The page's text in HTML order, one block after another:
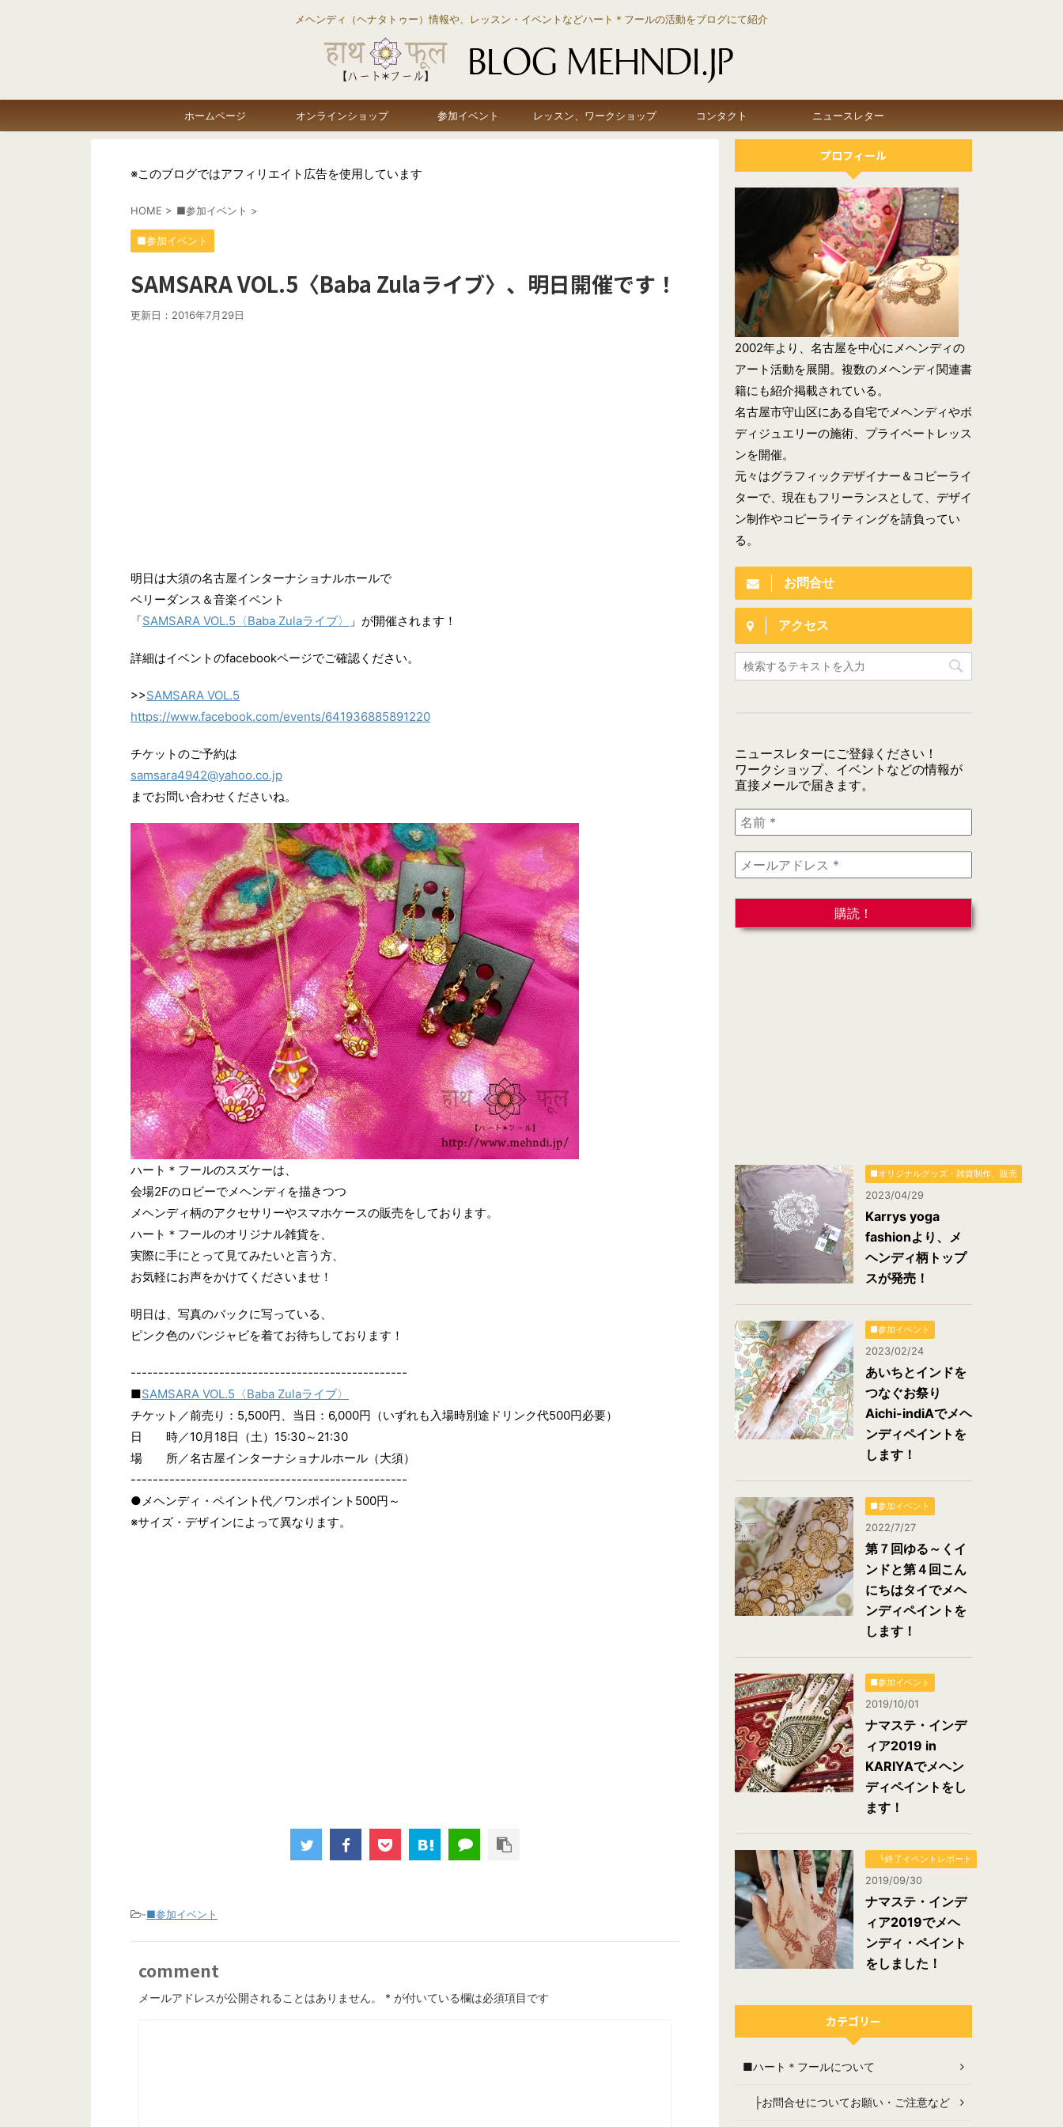
メヘンディ（ヘナタトゥー）情報や、レッスン・イベントなどハート＊フールの活動をブログにて紹介
ホームページ オンラインショップ 参加イベント レッスン、ワークショップ コンタクト ニュースレター
※このブログではアフィリエイト広告を使用しています
HOME > ■参加イベント >
■参加イベント
SAMSARA VOL.5〈Baba Zulaライブ〉、明日開催です！
更新日： 2016年7月29日
明日は大須の名古屋インターナショナルホールで
ベリーダンス＆音楽イベント
「SAMSARA VOL.5〈Baba Zulaライブ〉 」が開催されます！
詳細はイベントのfacebookページでご確認ください。
>>SAMSARA VOL.5
https://www.facebook.com/events/641936885891220
チケットのご予約は
samsara4942@yahoo.co.jp
までお問い合わせくださいね。
ハート＊フールのスズケーは、
会場2Fのロビーでメヘンディを描きつつ
メヘンディ柄のアクセサリーやスマホケースの販売をしております。
ハート＊フールのオリジナル雑貨を、
実際に手にとって見てみたいと言う方、
お気軽にお声をかけてくださいませ！
明日は、写真のバックに写っている、
ピンク色のパンジャビを着てお待ちしております！
--------------------------------------------------
■SAMSARA VOL.5〈Baba Zulaライブ〉
チケット／前売り：5,500円、当日：6,000円（いずれも入場時別途ドリンク代500円必要）
日 時／10月18日（土）15:30～21:30
場 所／名古屋インターナショナルホール（大須）
--------------------------------------------------
●メヘンディ・ペイント代／ワンポイント500円～
※サイズ・デザインによって異なります。
-■参加イベント
comment
メールアドレスが公開されることはありません。 * が付いている欄は必須項目です
プロフィール
2002年より、名古屋を中心にメヘンディの
アート活動を展開。複数のメヘンディ関連書
籍にも紹介掲載されている。
名古屋市守山区にある自宅でメヘンディやボ
ディジュエリーの施術、プライベートレッス
ンを開催。
元々はグラフィックデザイナー＆コピーライ
ターで、現在もフリーランスとして、デザイ
ン制作やコピーライティングを請負ってい
る。
お問合せ
アクセス
ニュースレターにご登録ください！
ワークショップ、イベントなどの情報が
直接メールで届きます。
名
前
*
ー
■オリジナルグッズ・雑貨制作、販売
2023/04/29
Karrys yoga
fashionより、メ
ヘンディ柄トップ
スが発売！
■参加イベント
2023/02/24
あいちとインドを
つなぐお祭り
Aichi-indiAでメヘ
ンディペイントを
します！
■参加イベント
2022/7/27
第７回ゆる～くイ
ンドと第４回こん
にちはタイでメヘ
ンディペイントを
します！
■参加イベント
2019/10/01
ナマステ・インデ
ィア2019 in
KARIYAでメヘン
ディペイントをし
ます！
└終了イベントレポート
2019/09/30
ナマステ・インデ
ィア2019でメヘ
ンディ・ペイント
をしました！
カテゴリー
■ハート＊フールについて
├お問合せについてお願い・ご注意など